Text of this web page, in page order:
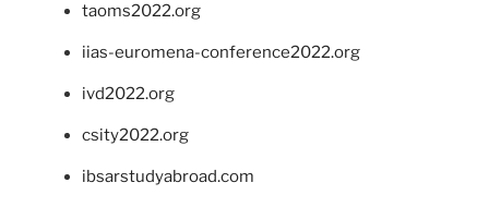
taoms2022.org
iias-euromena-conference2022.org
ivd2022.org
csity2022.org
ibsarstudyabroad.com